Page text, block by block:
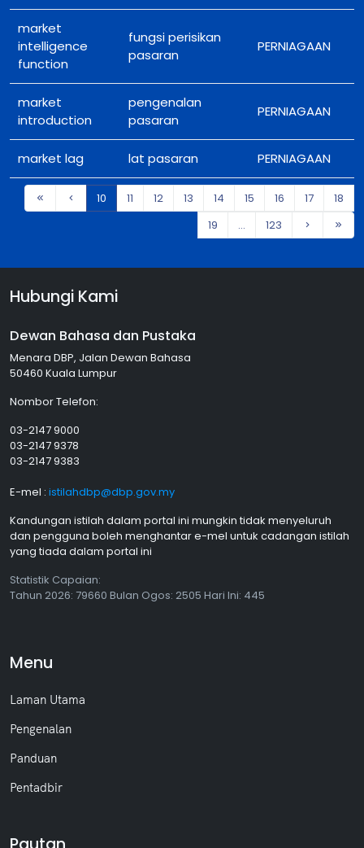
market
intelligence
function
fungsi perisikan
pasaran
PERNIAGAAN
market
introduction
pengenalan
pasaran
PERNIAGAAN
market lag lat pasaran PERNIAGAAN
10 11 12 13 14 15 16 17
18
19
... 123
Hubungi Kami
Dewan Bahasa dan Pustaka
Menara DBP, Jalan Dewan Bahasa
50460 Kuala Lumpur
Nombor Telefon:
03-2147 9000
03-2147 9378
03-2147 9383
E-mel : istilahdbp@dbp.gov.my
Kandungan istilah dalam portal ini mungkin tidak menyeluruh
dan pengguna boleh menghantar e-mel untuk cadangan istilah
yang tiada dalam portal ini
Statistik Capaian:
Tahun 2026: 79660 Bulan Ogos: 2505 Hari Ini: 445
Menu
Laman Utama
Pengenalan
Panduan
Pentadbir